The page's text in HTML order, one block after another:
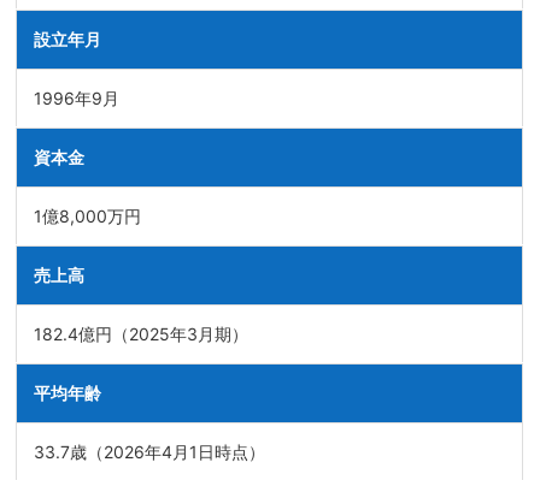
設立年月
1996年9月
資本金
1億8,000万円
売上高
182.4億円（2025年3月期）
平均年齢
33.7歳（2026年4月1日時点）